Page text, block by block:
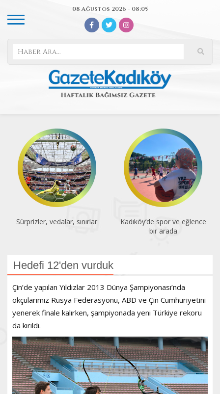
08 Ağustos 2026 - 08:05
Sürprizler, vedalar, sınırlar
Kadıköy’de spor ve eğlence
bir arada
Hedefi 12'den vurduk
Çin’de yapılan Yıldızlar 2013 Dünya Şampiyonası’nda
okçularımız Rusya Federasyonu, ABD ve Çin Cumhuriyetini
yenerek finale kalırken, şampiyonada yeni Türkiye rekoru
da kırıldı.